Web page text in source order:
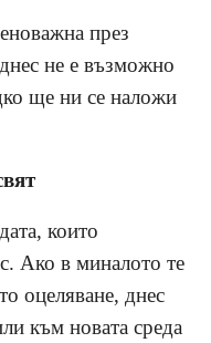
през
не е възможно
ще ни се наложи
които
Ако в миналото те
оцеляване, днес
към новата среда